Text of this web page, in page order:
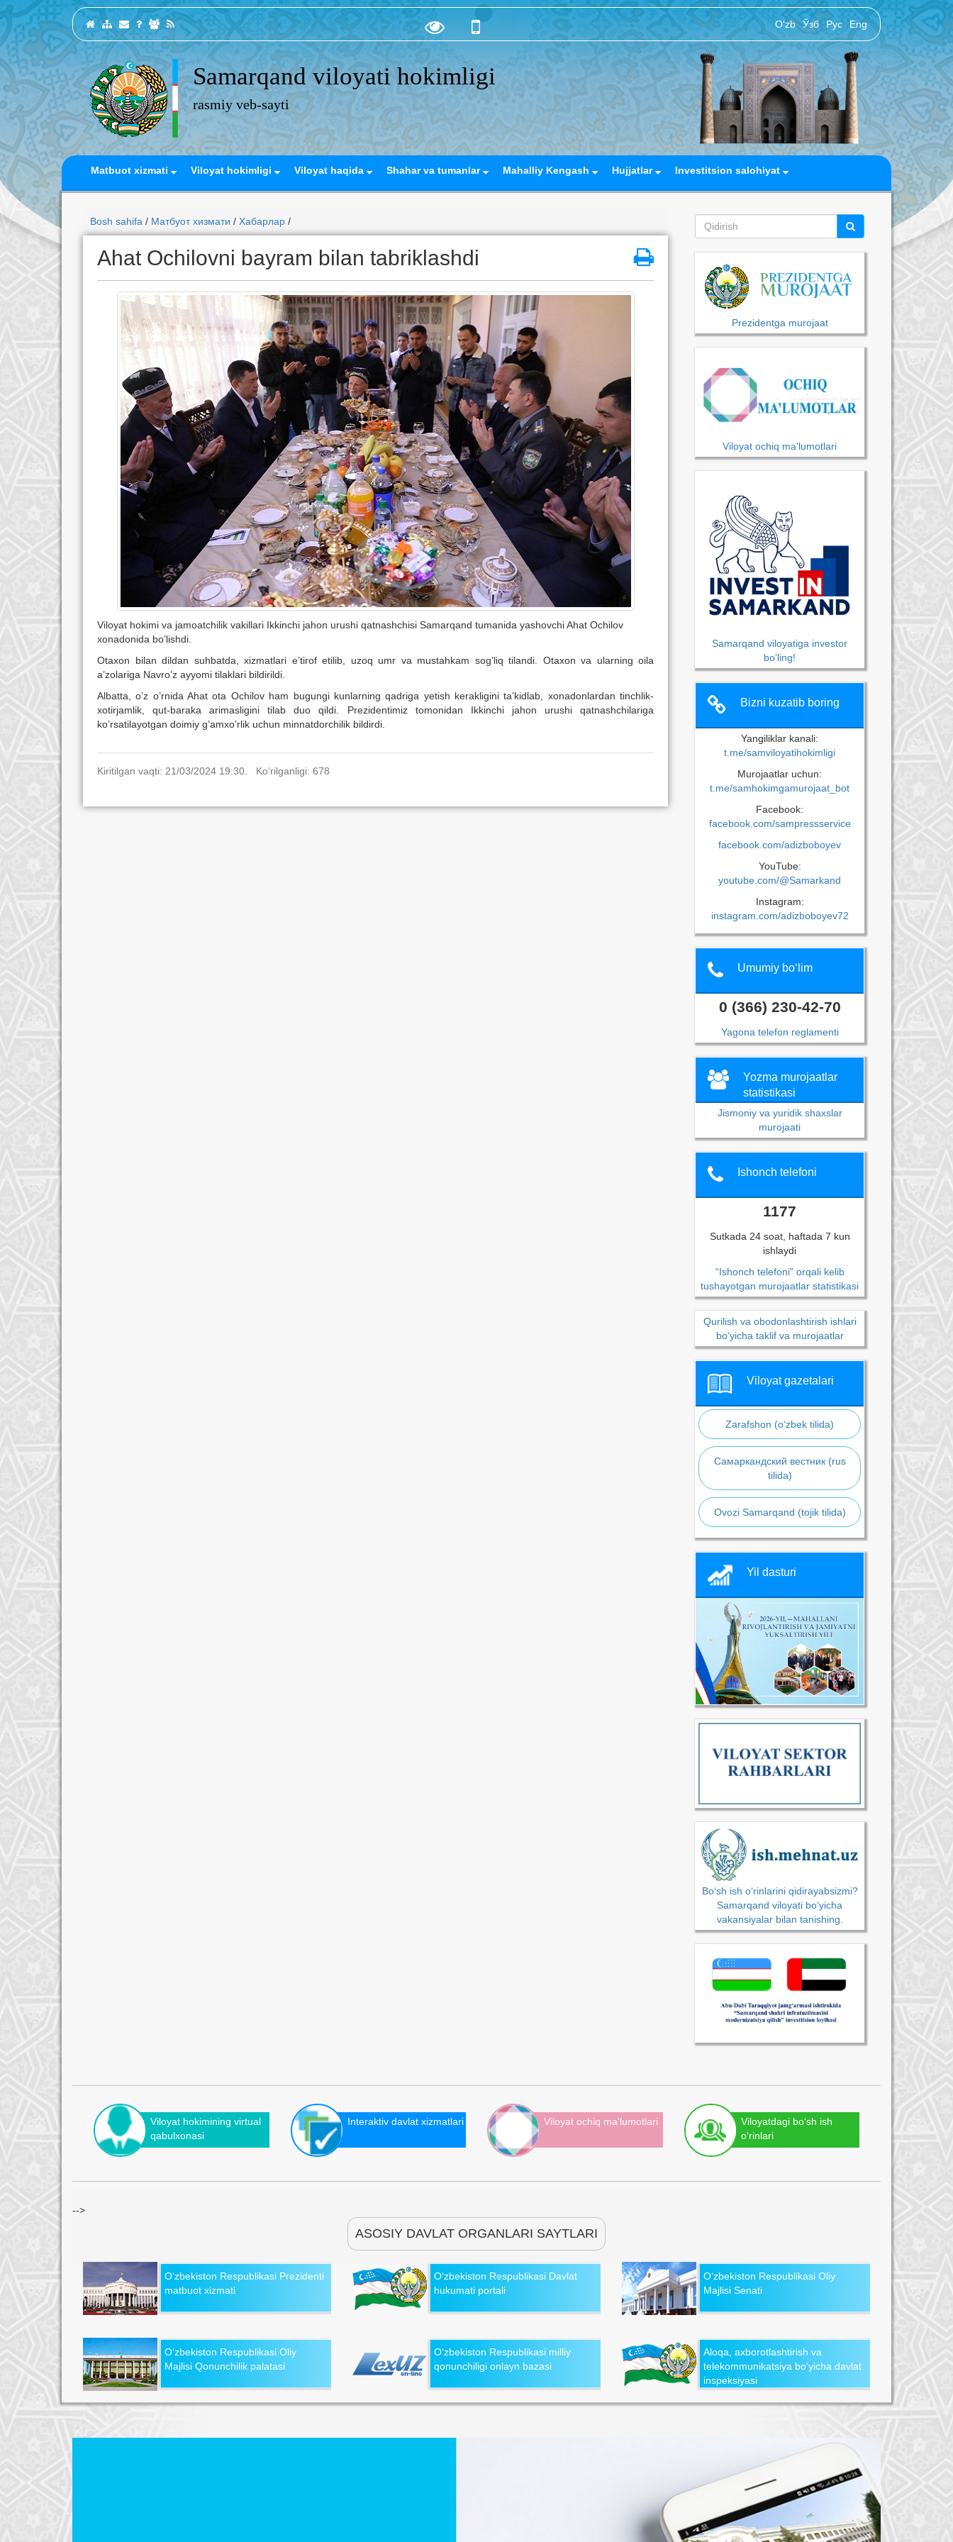
O‘zb Ўзб Рус Eng
Samarqand viloyati hokimligi
rasmiy veb-sayti
Matbuot xizmati Viloyat hokimligi Viloyat haqida Shahar va tumanlar Mahalliy Kengash Hujjatlar Investitsion salohiyat
Bosh sahifa / Матбуот хизмати / Хабарлар /
Ahat Ochilovni bayram bilan tabriklashdi
Viloyat hokimi va jamoatchilik vakillari Ikkinchi jahon urushi qatnashchisi Samarqand tumanida yashovchi Ahat Ochilov
xonadonida bo’lishdi.
Otaxon bilan dildan suhbatda, xizmatlari e’tirof etilib, uzoq umr va mustahkam sog’liq tilandi. Otaxon va ularning oila
a’zolariga Navro’z ayyomi tilaklari bildirildi.
Albatta, o’z o’rnida Ahat ota Ochilov ham bugungi kunlarning qadriga yetish kerakligini ta’kidlab, xonadonlardan tinchlik-
xotirjamlik, qut-baraka arimasligini tilab duo qildi. Prezidentimiz tomonidan Ikkinchi jahon urushi qatnashchilariga
ko’rsatilayotgan doimiy g’amxo’rlik uchun minnatdorchilik bildirdi.
Kiritilgan vaqti: 21/03/2024 19:30. Ko‘rilganligi: 678
Prezidentga murojaat
Viloyat ochiq ma'lumotlari
Samarqand viloyatiga investor
bo‘ling!
Bizni kuzatib boring
Yangiliklar kanali:
t.me/samviloyatihokimligi
Murojaatlar uchun:
t.me/samhokimgamurojaat_bot
Facebook:
facebook.com/sampressservice
facebook.com/adizboboyev
YouTube:
youtube.com/@Samarkand
Instagram:
instagram.com/adizboboyev72
Umumiy bo‘lim
0 (366) 230-42-70
Yagona telefon reglamenti
Yozma murojaatlar
statistikasi
Jismoniy va yuridik shaxslar
murojaati
Ishonch telefoni
1177
Sutkada 24 soat, haftada 7 kun
ishlaydi
“Ishonch telefoni” orqali kelib
tushayotgan murojaatlar statistikasi
Qurilish va obodonlashtirish ishlari
bo‘yicha taklif va murojaatlar
Viloyat gazetalari
Zarafshon (o‘zbek tilida)
Самаркандский вестник (rus
tilida)
Ovozi Samarqand (tojik tilida)
Yil dasturi
Bo‘sh ish o‘rinlarini qidirayabsizmi?
Samarqand viloyati bo‘yicha
vakansiyalar bilan tanishing.
Viloyat hokimining virtual
qabulxonasi
Interaktiv davlat xizmatlari Viloyat ochiq ma'lumotlari
Viloyatdagi bo‘sh ish
o‘rinlari
-->
ASOSIY DAVLAT ORGANLARI SAYTLARI
O‘zbekiston Respublikasi Prezidenti
matbuot xizmati
O‘zbekiston Respublikasi Davlat
hukumati portali
O‘zbekiston Respublikasi Oliy
Majlisi Senati
O‘zbekiston Respublikasi Oliy
Majlisi Qonunchilik palatasi
O‘zbekiston Respublikasi milliy
qonunchiligi onlayn bazasi
Aloqa, axborotlashtirish va
telekommunikatsiya bo‘yicha davlat
inspeksiyasi